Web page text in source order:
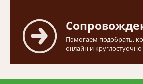
Помогаем подобрать,
онлайн и круглостуочно